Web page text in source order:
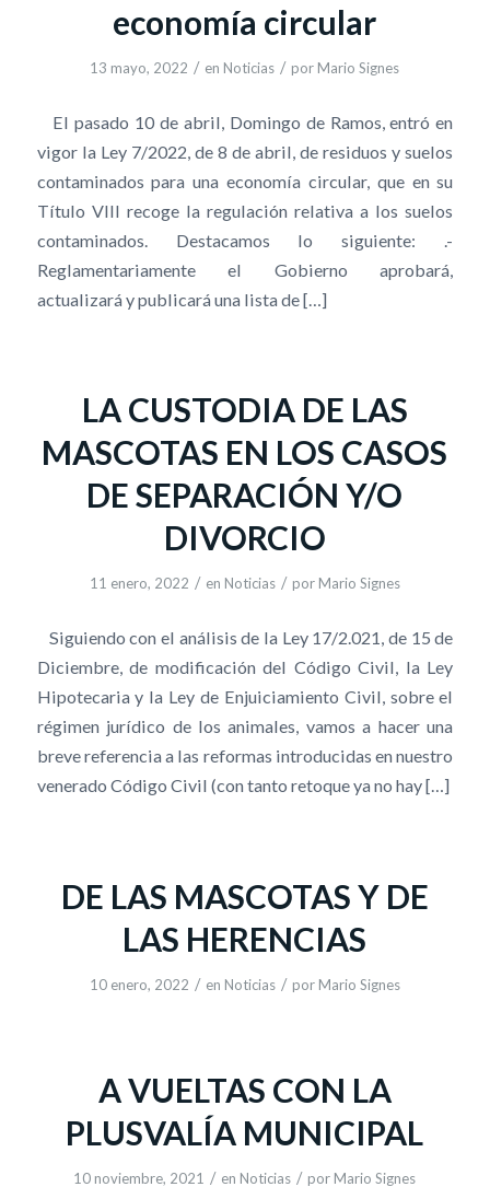
economía circular
13 mayo, 2022 / en Noticias / por Mario Signes
El pasado 10 de abril, Domingo de Ramos, entró en
vigor la Ley 7/2022, de 8 de abril, de residuos y suelos
contaminados para una economía circular, que en su
Título VIII recoge la regulación relativa a los suelos
contaminados. Destacamos lo siguiente: .-
Reglamentariamente el Gobierno aprobará,
actualizará y publicará una lista de […]
LA CUSTODIA DE LAS
MASCOTAS EN LOS CASOS
DE SEPARACIÓN Y/O
DIVORCIO
11 enero, 2022 / en Noticias / por Mario Signes
Siguiendo con el análisis de la Ley 17/2.021, de 15 de
Diciembre, de modificación del Código Civil, la Ley
Hipotecaria y la Ley de Enjuiciamiento Civil, sobre el
régimen jurídico de los animales, vamos a hacer una
breve referencia a las reformas introducidas en nuestro
venerado Código Civil (con tanto retoque ya no hay […]
DE LAS MASCOTAS Y DE
LAS HERENCIAS
10 enero, 2022 / en Noticias / por Mario Signes
A VUELTAS CON LA
PLUSVALÍA MUNICIPAL
10 noviembre, 2021 / en Noticias / por Mario Signes